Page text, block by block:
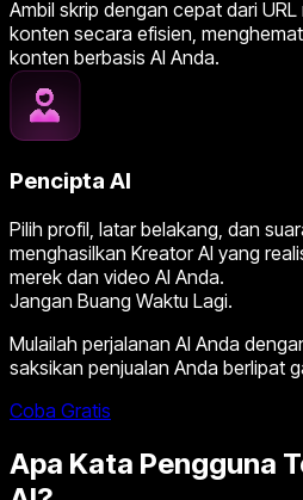
Ambil skrip dengan cepat dari
konten secara efisien,
konten berbasis AI Anda.
Pencipta AI
Pilih profil, latar belakang, dan
menghasilkan Kreator AI yang
merek dan video AI Anda.
Jangan Buang Waktu Lagi.
Mulailah perjalanan AI Anda
saksikan penjualan Anda berlipat
Coba Gratis
Apa Kata Pengguna